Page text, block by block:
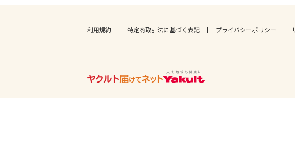
利用規約 特定商取引法に基づく表記 プライバシーポリシー